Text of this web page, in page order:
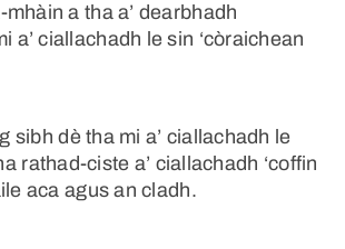
a tha a’ dearbhadh
ciallachadh le sin ‘còraichean
sibh dè tha mi a’ ciallachadh le
rathad-ciste a’ ciallachadh ‘coffin
aca agus an cladh.